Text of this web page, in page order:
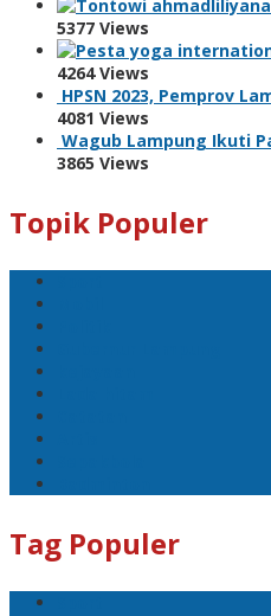
5377 Views
4264 Views
HPSN 2023, Pemprov
4081 Views
Wagub Lampung Ikuti
3865 Views
Topik Populer
Tag Populer